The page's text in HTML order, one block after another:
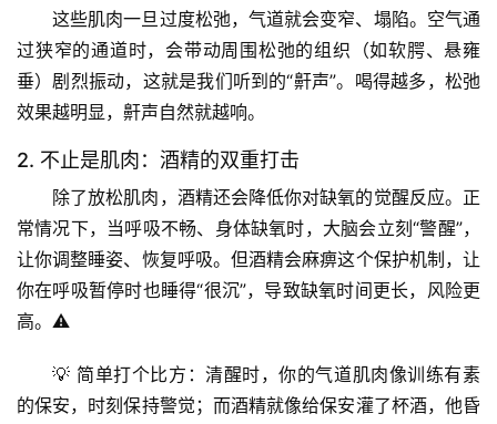
这些肌肉一旦过度松弛，气道就会变窄、塌陷。空气通
过狭窄的通道时，会带动周围松弛的组织（如软腭、悬雍
垂）剧烈振动，这就是我们听到的“鼾声”。喝得越多，松弛
效果越明显，鼾声自然就越响。
2. 不止是肌肉：酒精的双重打击
除了放松肌肉，酒精还会降低你对缺氧的觉醒反应。正
常情况下，当呼吸不畅、身体缺氧时，大脑会立刻“警醒”，
让你调整睡姿、恢复呼吸。但酒精会麻痹这个保护机制，让
你在呼吸暂停时也睡得“很沉”，导致缺氧时间更长，风险更
高。⚠️
💡 简单打个比方：清醒时，你的气道肌肉像训练有素
的保安，时刻保持警觉；而酒精就像给保安灌了杯酒，他昏